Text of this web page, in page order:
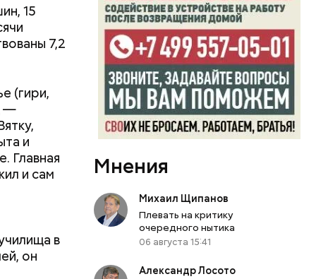
15
7,2
(гири,
—
и
Главная
и сам
в
он
В нем
товарам
Мнения
Михаил Щипанов
Плевать на критику
очередного нытика
06 августа 15:41
Александр Лосото